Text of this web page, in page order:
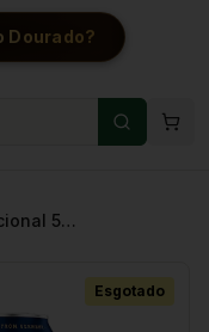
Dourado?
Kit Alemanha Tradicional 5 Cervejas
Esgotado